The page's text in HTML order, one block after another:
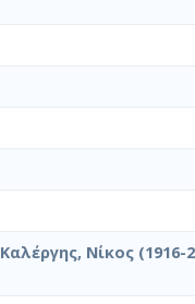
Καλέργης, Νίκος (1916-